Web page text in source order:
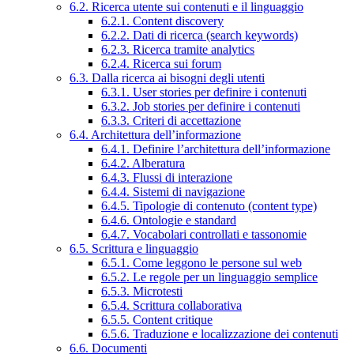
6.2. Ricerca utente sui contenuti e il linguaggio
6.2.1. Content discovery
6.2.2. Dati di ricerca (search keywords)
6.2.3. Ricerca tramite analytics
6.2.4. Ricerca sui forum
6.3. Dalla ricerca ai bisogni degli utenti
6.3.1. User stories per definire i contenuti
6.3.2. Job stories per definire i contenuti
6.3.3. Criteri di accettazione
6.4. Architettura dell’informazione
6.4.1. Definire l’architettura dell’informazione
6.4.2. Alberatura
6.4.3. Flussi di interazione
6.4.4. Sistemi di navigazione
6.4.5. Tipologie di contenuto (content type)
6.4.6. Ontologie e standard
6.4.7. Vocabolari controllati e tassonomie
6.5. Scrittura e linguaggio
6.5.1. Come leggono le persone sul web
6.5.2. Le regole per un linguaggio semplice
6.5.3. Microtesti
6.5.4. Scrittura collaborativa
6.5.5. Content critique
6.5.6. Traduzione e localizzazione dei contenuti
6.6. Documenti